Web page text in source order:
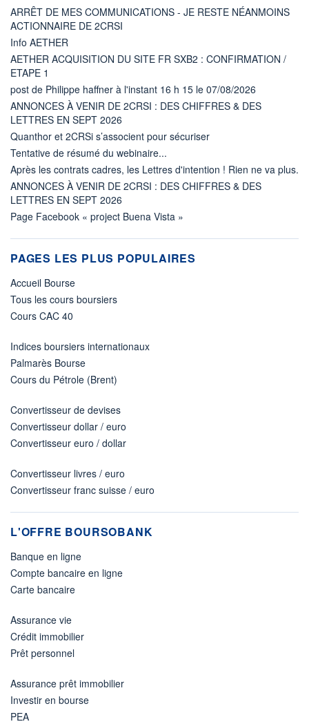
ARRÊT DE MES COMMUNICATIONS - JE RESTE NÉANMOINS
ACTIONNAIRE DE 2CRSI
Info AETHER
AETHER ACQUISITION DU SITE FR SXB2 : CONFIRMATION /
ETAPE 1
post de Philippe haffner à l'instant 16 h 15 le 07/08/2026
ANNONCES À VENIR DE 2CRSI : DES CHIFFRES & DES
LETTRES EN SEPT 2026
Quanthor et 2CRSi s’associent pour sécuriser
Tentative de résumé du webinaire...
Après les contrats cadres, les Lettres d'intention ! Rien ne va plus.
ANNONCES À VENIR DE 2CRSI : DES CHIFFRES & DES
LETTRES EN SEPT 2026
Page Facebook « project Buena Vista »
PAGES LES PLUS POPULAIRES
Accueil Bourse
Tous les cours boursiers
Cours CAC 40
Indices boursiers internationaux
Palmarès Bourse
Cours du Pétrole (Brent)
Convertisseur de devises
Convertisseur dollar / euro
Convertisseur euro / dollar
Convertisseur livres / euro
Convertisseur franc suisse / euro
L'OFFRE BOURSOBANK
Banque en ligne
Compte bancaire en ligne
Carte bancaire
Assurance vie
Crédit immobilier
Prêt personnel
Assurance prêt immobilier
Investir en bourse
PEA